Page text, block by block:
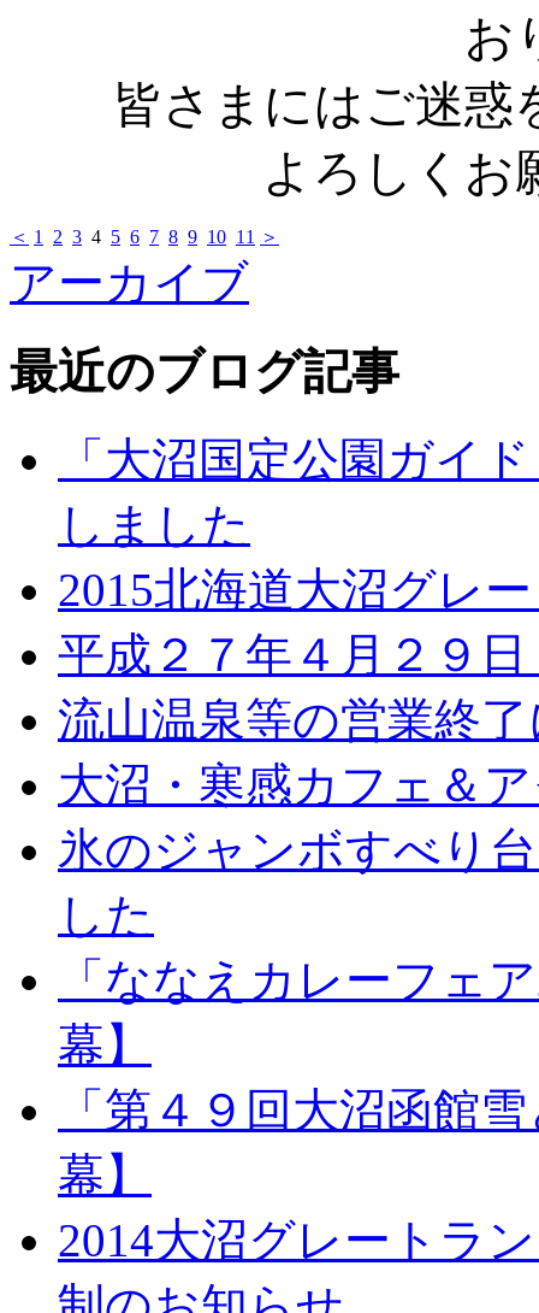
お
皆さまにはご迷惑
よろしくお
＜ 1 2 3 4 5 6 7 8 9 10 11 ＞
アーカイブ
最近のブログ記事
「大沼国定公園ガイ
しました
2015北海道大沼グレ
平成２７年４月２９
流山温泉等の営業終
大沼・寒感カフェ＆
氷のジャンボすべり
した
「ななえカレーフェ
幕】
「第４９回大沼函館
幕】
2014大沼グレートラ